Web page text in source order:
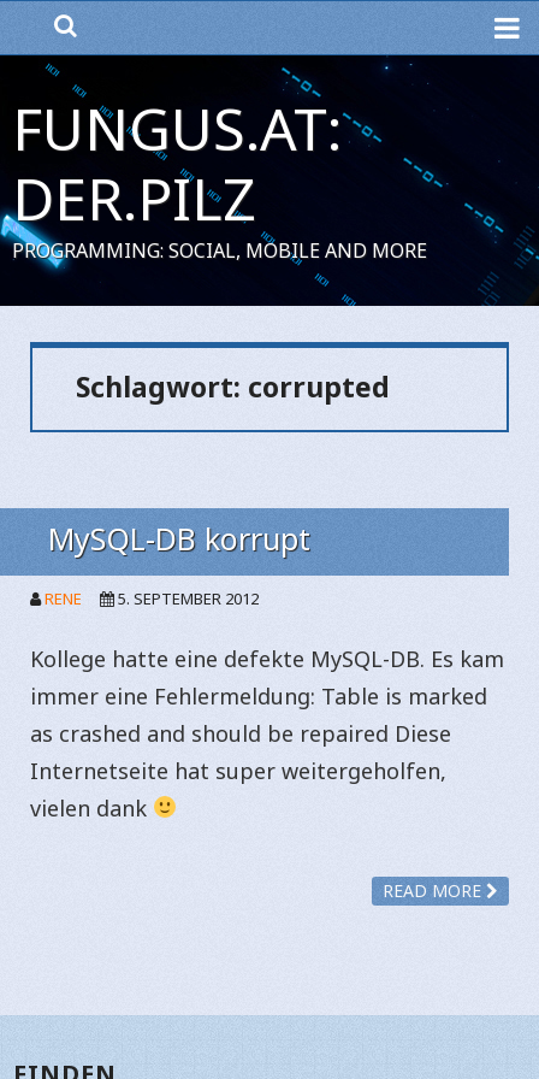
FUNGUS.AT:
DER.PILZ
PROGRAMMING: SOCIAL, MOBILE AND MORE
Schlagwort: corrupted
MySQL-DB korrupt
RENE 5. SEPTEMBER 2012
Kollege hatte eine defekte MySQL-DB. Es kam
immer eine Fehlermeldung: Table is marked
as crashed and should be repaired Diese
Internetseite hat super weitergeholfen,
vielen dank
READ MORE